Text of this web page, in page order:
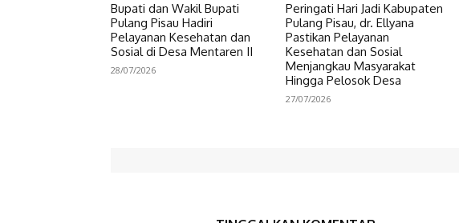
Bupati dan Wakil Bupati
Pulang Pisau Hadiri
Pelayanan Kesehatan dan
Sosial di Desa Mentaren II
28/07/2026
Peringati Hari Jadi Kabupaten
Pulang Pisau, dr. Ellyana
Pastikan Pelayanan
Kesehatan dan Sosial
Menjangkau Masyarakat
Hingga Pelosok Desa
27/07/2026